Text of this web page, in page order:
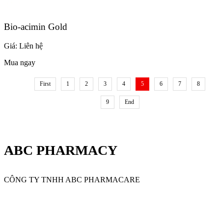
Bio-acimin Gold
Giá: Liên hệ
Mua ngay
First 1 2 3 4 5 6 7 8
9 End
ABC PHARMACY
CÔNG TY TNHH ABC PHARMACARE